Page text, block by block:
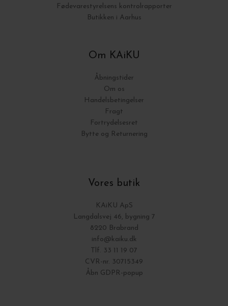
Fødevarestyrelsens kontrolrapporter
Butikken i Aarhus
Om KAiKU
Åbningstider
Om os
Handelsbetingelser
Fragt
Fortrydelsesret
Bytte og Returnering
Vores butik
KAiKU ApS
Langdalsvej 46, bygning 7
8220 Brabrand
info@kaiku.dk
Tlf. 33 11 19 07
CVR-nr. 30715349
Åbn GDPR-popup